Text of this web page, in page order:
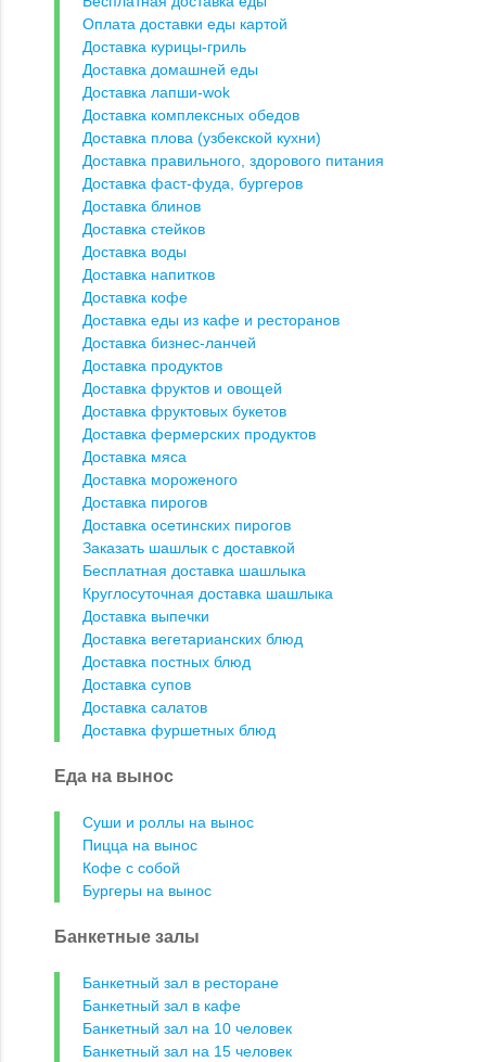
Оплата доставки еды картой
Доставка курицы-гриль
Доставка домашней еды
Доставка лапши-wok
Доставка комплексных обедов
Доставка плова (узбекской кухни)
Доставка правильного, здорового питания
Доставка фаст-фуда, бургеров
Доставка блинов
Доставка стейков
Доставка воды
Доставка напитков
Доставка кофе
Доставка еды из кафе и ресторанов
Доставка бизнес-ланчей
Доставка продуктов
Доставка фруктов и овощей
Доставка фруктовых букетов
Доставка фермерских продуктов
Доставка мяса
Доставка мороженого
Доставка пирогов
Доставка осетинских пирогов
Заказать шашлык с доставкой
Бесплатная доставка шашлыка
Круглосуточная доставка шашлыка
Доставка выпечки
Доставка вегетарианских блюд
Доставка постных блюд
Доставка супов
Доставка салатов
Доставка фуршетных блюд
Еда на вынос
Суши и роллы на вынос
Пицца на вынос
Кофе с собой
Бургеры на вынос
Банкетные залы
Банкетный зал в ресторане
Банкетный зал в кафе
Банкетный зал на 10 человек
Банкетный зал на 15 человек